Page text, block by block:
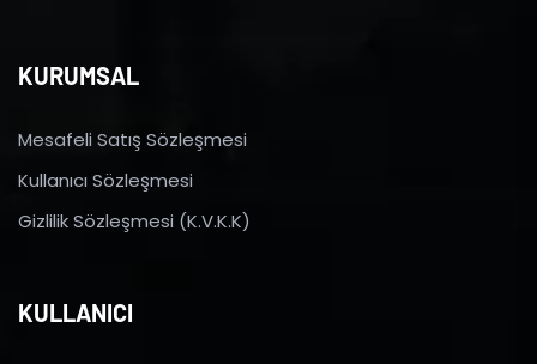
KURUMSAL
Mesafeli Satış Sözleşmesi
Kullanıcı Sözleşmesi
Gizlilik Sözleşmesi (K.V.K.K)
KULLANICI